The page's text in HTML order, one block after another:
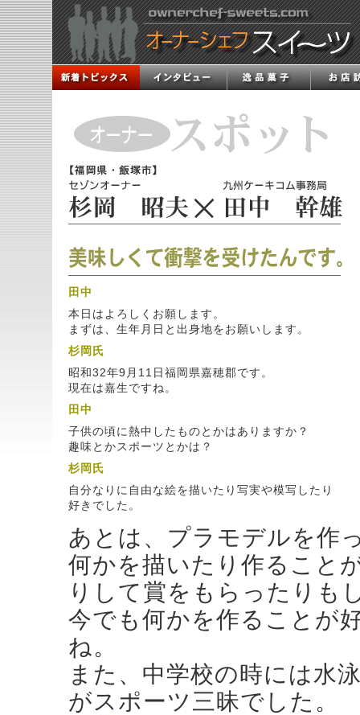
田中
本日はよろしくお願します。
まずは、生年月日と出身地をお願いします。
杉岡氏
昭和32年9月11日福岡県嘉穂郡です。
現在は嘉生ですね。
田中
子供の頃に熱中したものとかはありますか？
趣味とかスポーツとかは？
杉岡氏
自分なりに自由な絵を描いたり写実や模写したり
好きでした。
あとは、プラモデルを作
何かを描いたり作ること
りして賞をもらったりも
今でも何かを作ることが
ね。
また、中学校の時には水
がスポーツ三昧でした。